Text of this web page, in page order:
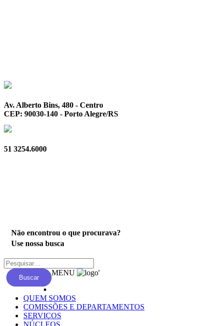
Av. Alberto Bins, 480 - Centro
CEP: 90030-140 - Porto Alegre/RS
51 3254.6000
Não encontrou o que procurava?
Use nossa busca
Buscar
MENU '
QUEM SOMOS
COMISSÕES E DEPARTAMENTOS
SERVIÇOS